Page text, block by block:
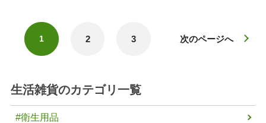
1 2 3 次のページへ
生活雑貨のカテゴリ一覧
#衛生用品